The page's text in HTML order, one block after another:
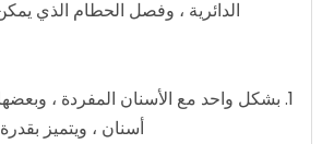
الدائرية ، وفصل الحطام الذي
1. بشكل واحد مع الأسنان المفردة ، وبعضها
أسنان ، ويتميز